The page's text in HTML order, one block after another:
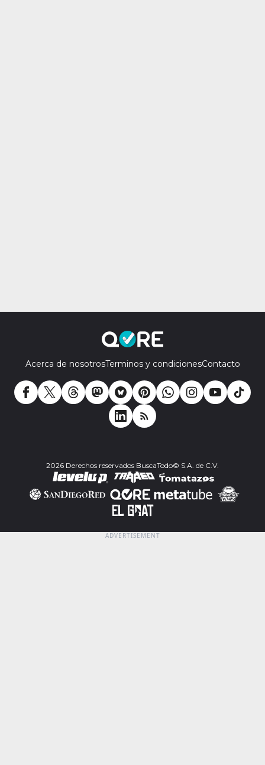
Acerca de nosotrosTerminos y condicionesContacto
2026 Derechos reservados BuscaTodo© S.A. de C.V.